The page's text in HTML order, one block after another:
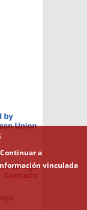
Aviso legal
Contacto
a
vinculada